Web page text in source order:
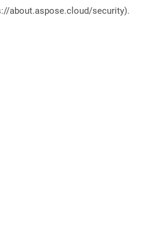
about.aspose.cloud/security).